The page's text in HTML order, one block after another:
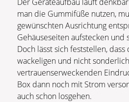
man die Gummifüße nutzen,
gewünschten Ausrichtung
Gehäuseseiten aufstecken und
Doch lässt sich feststellen,
wackeligen und nicht sonderlich
vertrauenserweckenden
Box dann noch mit Strom
auch schon losgehen.